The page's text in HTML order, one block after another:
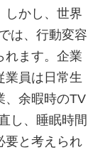
しかし、世界
は、行動変容
れます。企業
業員は日常生
、余暇時のTV
し、睡眠時間
要と考えられ